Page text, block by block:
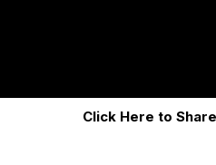
Click Here to Share Press